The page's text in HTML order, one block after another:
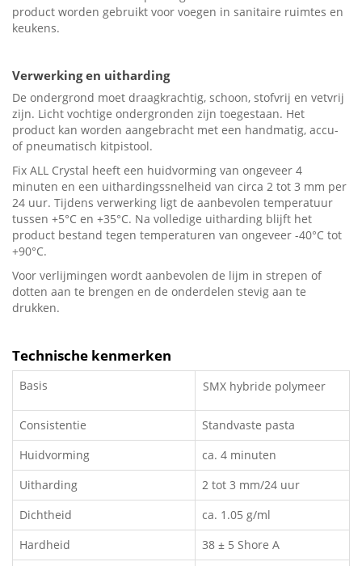
product worden gebruikt voor voegen in sanitaire ruimtes en
keukens.
Verwerking en uitharding
De ondergrond moet draagkrachtig, schoon, stofvrij en vetvrij
zijn. Licht vochtige ondergronden zijn toegestaan. Het
product kan worden aangebracht met een handmatig, accu-
of pneumatisch kitpistool.
Fix ALL Crystal heeft een huidvorming van ongeveer 4
minuten en een uithardingssnelheid van circa 2 tot 3 mm per
24 uur. Tijdens verwerking ligt de aanbevolen temperatuur
tussen +5°C en +35°C. Na volledige uitharding blijft het
product bestand tegen temperaturen van ongeveer -40°C tot
+90°C.
Voor verlijmingen wordt aanbevolen de lijm in strepen of
dotten aan te brengen en de onderdelen stevig aan te
drukken.
Technische kenmerken
Basis SMX hybride polymeer
Consistentie
Standvaste pasta
Huidvorming
ca. 4 minuten
Uitharding
2 tot 3 mm/24 uur
Dichtheid
ca. 1.05 g/ml
Hardheid
38 ± 5 Shore A